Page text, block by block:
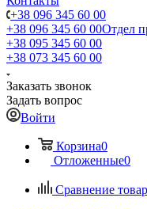
+38 096 345 60 00
+38 096 345 60 00Отдел
+38 095 345 60 00
+38 073 345 60 00
Заказать звонок
Задать вопрос
Войти
Корзина0
Отложенные0
Сравнение